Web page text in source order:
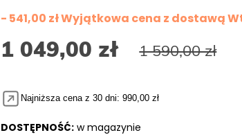
- 541,00 zł Wyjątkowa cena z dostawą
1 049,00 zł 1 590,00 zł
Najniższa cena z 30 dni: 990,00 zł
DOSTĘPNOŚĆ: w magazynie